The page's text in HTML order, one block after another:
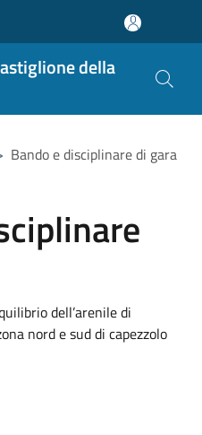
della
Bando e disciplinare di gara
dell’arenile di
nord e sud di capezzolo